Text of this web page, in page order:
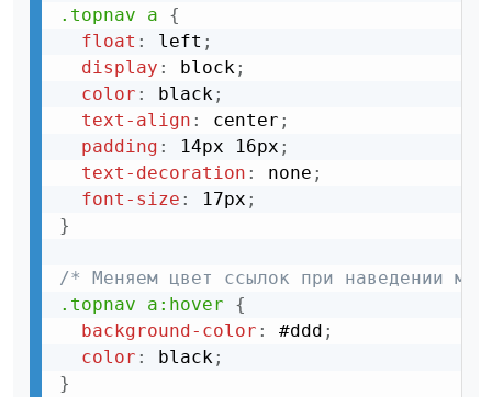
.topnav a
{
float : left ;
display : block ;
color : black ;
text-align : center ;
padding : 14px 16px ;
text-decoration : none ;
font-size : 17px ;
}
/* Меняем цвет ссылок при наведении
.topnav a:hover
{
background-color : #ddd ;
color : black ;
}